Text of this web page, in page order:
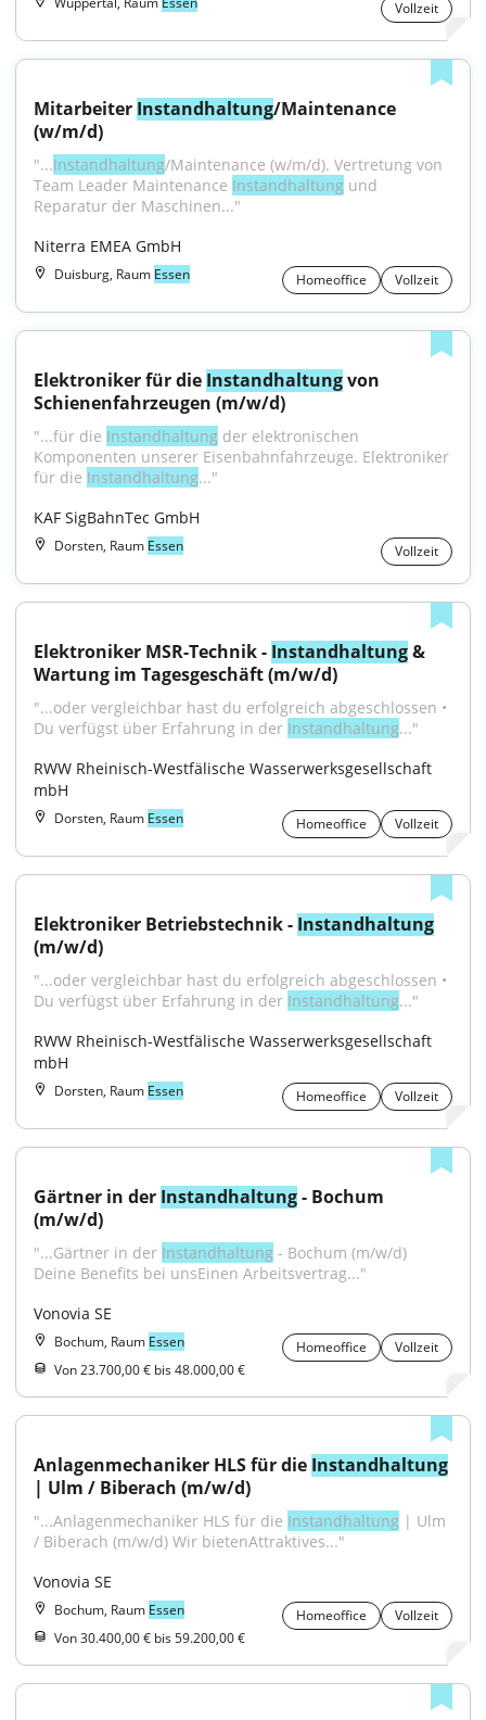
Vollzeit
Mitarbeiter Instandhaltung/Maintenance
(w/m/d)
"...Instandhaltung/Maintenance (w/m/d). Vertretung von
Team Leader Maintenance Instandhaltung und
Reparatur der Maschinen..."
Niterra EMEA GmbH
Duisburg, Raum Essen Homeoffice Vollzeit
Elektroniker für die Instandhaltung von
Schienenfahrzeugen (m/w/d)
"...für die Instandhaltung der elektronischen
Komponenten unserer Eisenbahnfahrzeuge. Elektroniker
für die Instandhaltung..."
KAF SigBahnTec GmbH
Dorsten, Raum Essen Vollzeit
Elektroniker MSR-Technik - Instandhaltung &
Wartung im Tagesgeschäft (m/w/d)
"...oder vergleichbar hast du erfolgreich abgeschlossen •
Du verfügst über Erfahrung in der Instandhaltung..."
RWW Rheinisch-Westfälische Wasserwerksgesellschaft
mbH
Dorsten, Raum Essen Homeoffice Vollzeit
Elektroniker Betriebstechnik - Instandhaltung
(m/w/d)
"...oder vergleichbar hast du erfolgreich abgeschlossen •
Du verfügst über Erfahrung in der Instandhaltung..."
RWW Rheinisch-Westfälische Wasserwerksgesellschaft
mbH
Dorsten, Raum Essen Homeoffice Vollzeit
Gärtner in der Instandhaltung - Bochum
(m/w/d)
"...Gärtner in der Instandhaltung - Bochum (m/w/d)
Deine Benefits bei unsEinen Arbeitsvertrag..."
Vonovia SE
Bochum, Raum Essen Homeoffice
Vollzeit
Von 23.700,00 € bis 48.000,00 €
Anlagenmechaniker HLS für die Instandhaltung
| Ulm / Biberach (m/w/d)
"...Anlagenmechaniker HLS für die Instandhaltung | Ulm
/ Biberach (m/w/d) Wir bietenAttraktives..."
Vonovia SE
Bochum, Raum Essen Homeoffice
Vollzeit
Von 30.400,00 € bis 59.200,00 €